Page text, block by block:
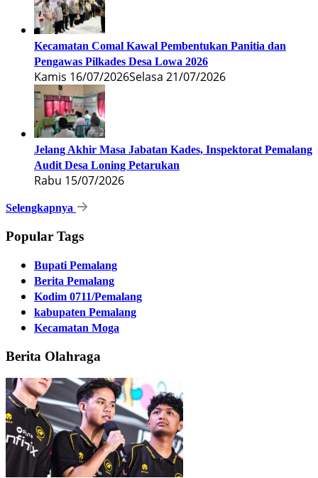
Kecamatan Comal Kawal Pembentukan Panitia dan
Pengawas Pilkades Desa Lowa 2026
Kamis 16/07/2026Selasa 21/07/2026
Jelang Akhir Masa Jabatan Kades, Inspektorat Pemalang
Audit Desa Loning Petarukan
Rabu 15/07/2026
Selengkapnya
Popular Tags
Bupati Pemalang
Berita Pemalang
Kodim 0711/Pemalang
kabupaten Pemalang
Kecamatan Moga
Berita Olahraga